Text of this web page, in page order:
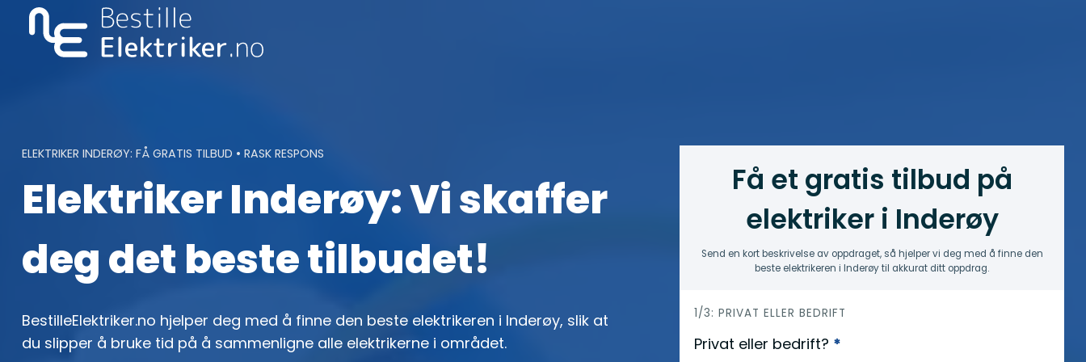
content
ELEKTRIKER INDERØY: FÅ GRATIS TILBUD • RASK RESPONS
Elektriker Inderøy: Vi skaffer
deg det beste tilbudet!
BestilleElektriker.no hjelper deg med å finne den beste elektrikeren i Inderøy, slik at
du slipper å bruke tid på å sammenligne alle elektrikerne i området.
Få et gratis tilbud på
elektriker i Inderøy
Send en kort beskrivelse av oppdraget, så hjelper vi deg med å finne den
beste elektrikeren i Inderøy til akkurat ditt oppdrag.
h
e
1/3: PRIVAT ELLER BEDRIFT
Privat eller bedrift? *